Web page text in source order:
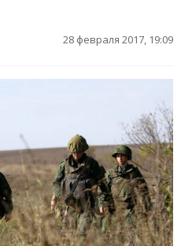
28 февраля 2017, 19:09